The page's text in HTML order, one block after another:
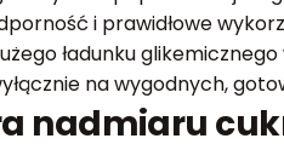
i prawidłowe
ładunku glikemicznego
na wygodnych,
nadmiaru